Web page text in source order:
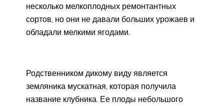
несколько мелкоплодных ремонтантных
сортов, но они не давали больших урожаев и
обладали мелкими ягодами.
Родственником дикому виду является
земляника мускатная, которая получила
название клубника. Ее плоды небольшого